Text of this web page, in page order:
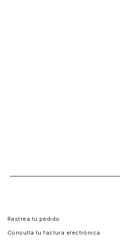
Rastrea tu pedido
Consulta tu factura electrónica